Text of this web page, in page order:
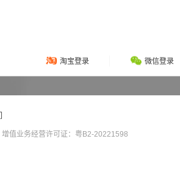
淘宝登录 微信登录
增值业务经营许可证：粤B2-20221598